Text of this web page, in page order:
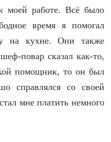
моей работе. Всё было
время я помогал
на кухне. Они также
повар сказал как-то,
помощник, то он был
справлялся со своей
мне платить немного